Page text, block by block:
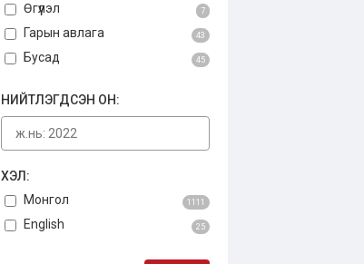
Өгүүлэл 7
Гарын авлага 43
Бусад 45
НИЙТЛЭГДСЭН ОН:
ХЭЛ:
Монгол
1111
English 25